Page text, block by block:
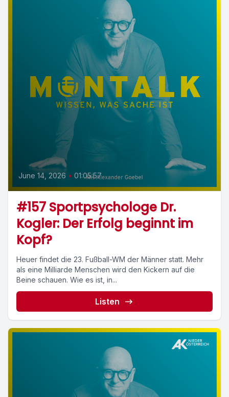
June 14, 2026 • 01:05:57
#157 Sportpsychologe Dr.
Kogler: Der Erfolg beginnt im
Kopf?
Heuer findet die 23. Fußball-WM der Männer statt. Mehr
als eine Milliarde Menschen wird den Kickern auf die
Beine schauen. Wie es ist, in...
Listen